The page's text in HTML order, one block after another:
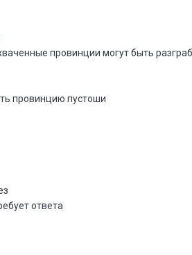
провинции могут быть
провинцию пустоши
ответа